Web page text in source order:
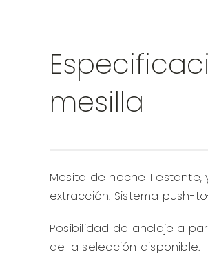
mesilla
Mesita de noche 1 estante,
extracción. Sistema push-
Posibilidad de anclaje a
de la selección disponible.